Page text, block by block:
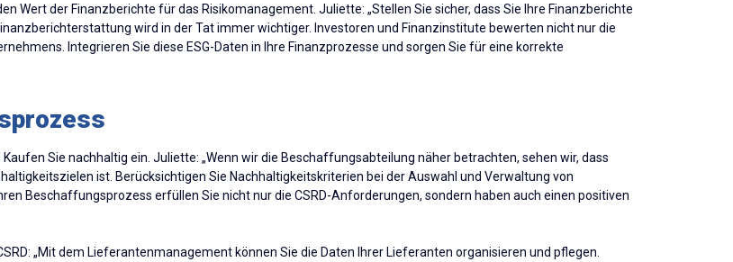
Wert der Finanzberichte für das Risikomanagement. Juliette: „Stellen Sie sicher, dass Sie Ihre Finanzberichte
wird in der Tat immer wichtiger. Investoren und Finanzinstitute bewerten nicht nur die
Integrieren Sie diese ESG-Daten in Ihre Finanzprozesse und sorgen Sie für eine korrekte
Sie nachhaltig ein. Juliette: „Wenn wir die Beschaffungsabteilung näher betrachten, sehen wir, dass
ist. Berücksichtigen Sie Nachhaltigkeitskriterien bei der Auswahl und Verwaltung von
Beschaffungsprozess erfüllen Sie nicht nur die CSRD-Anforderungen, sondern haben auch einen positiven
„Mit dem Lieferantenmanagement können Sie die Daten Ihrer Lieferanten organisieren und pflegen.